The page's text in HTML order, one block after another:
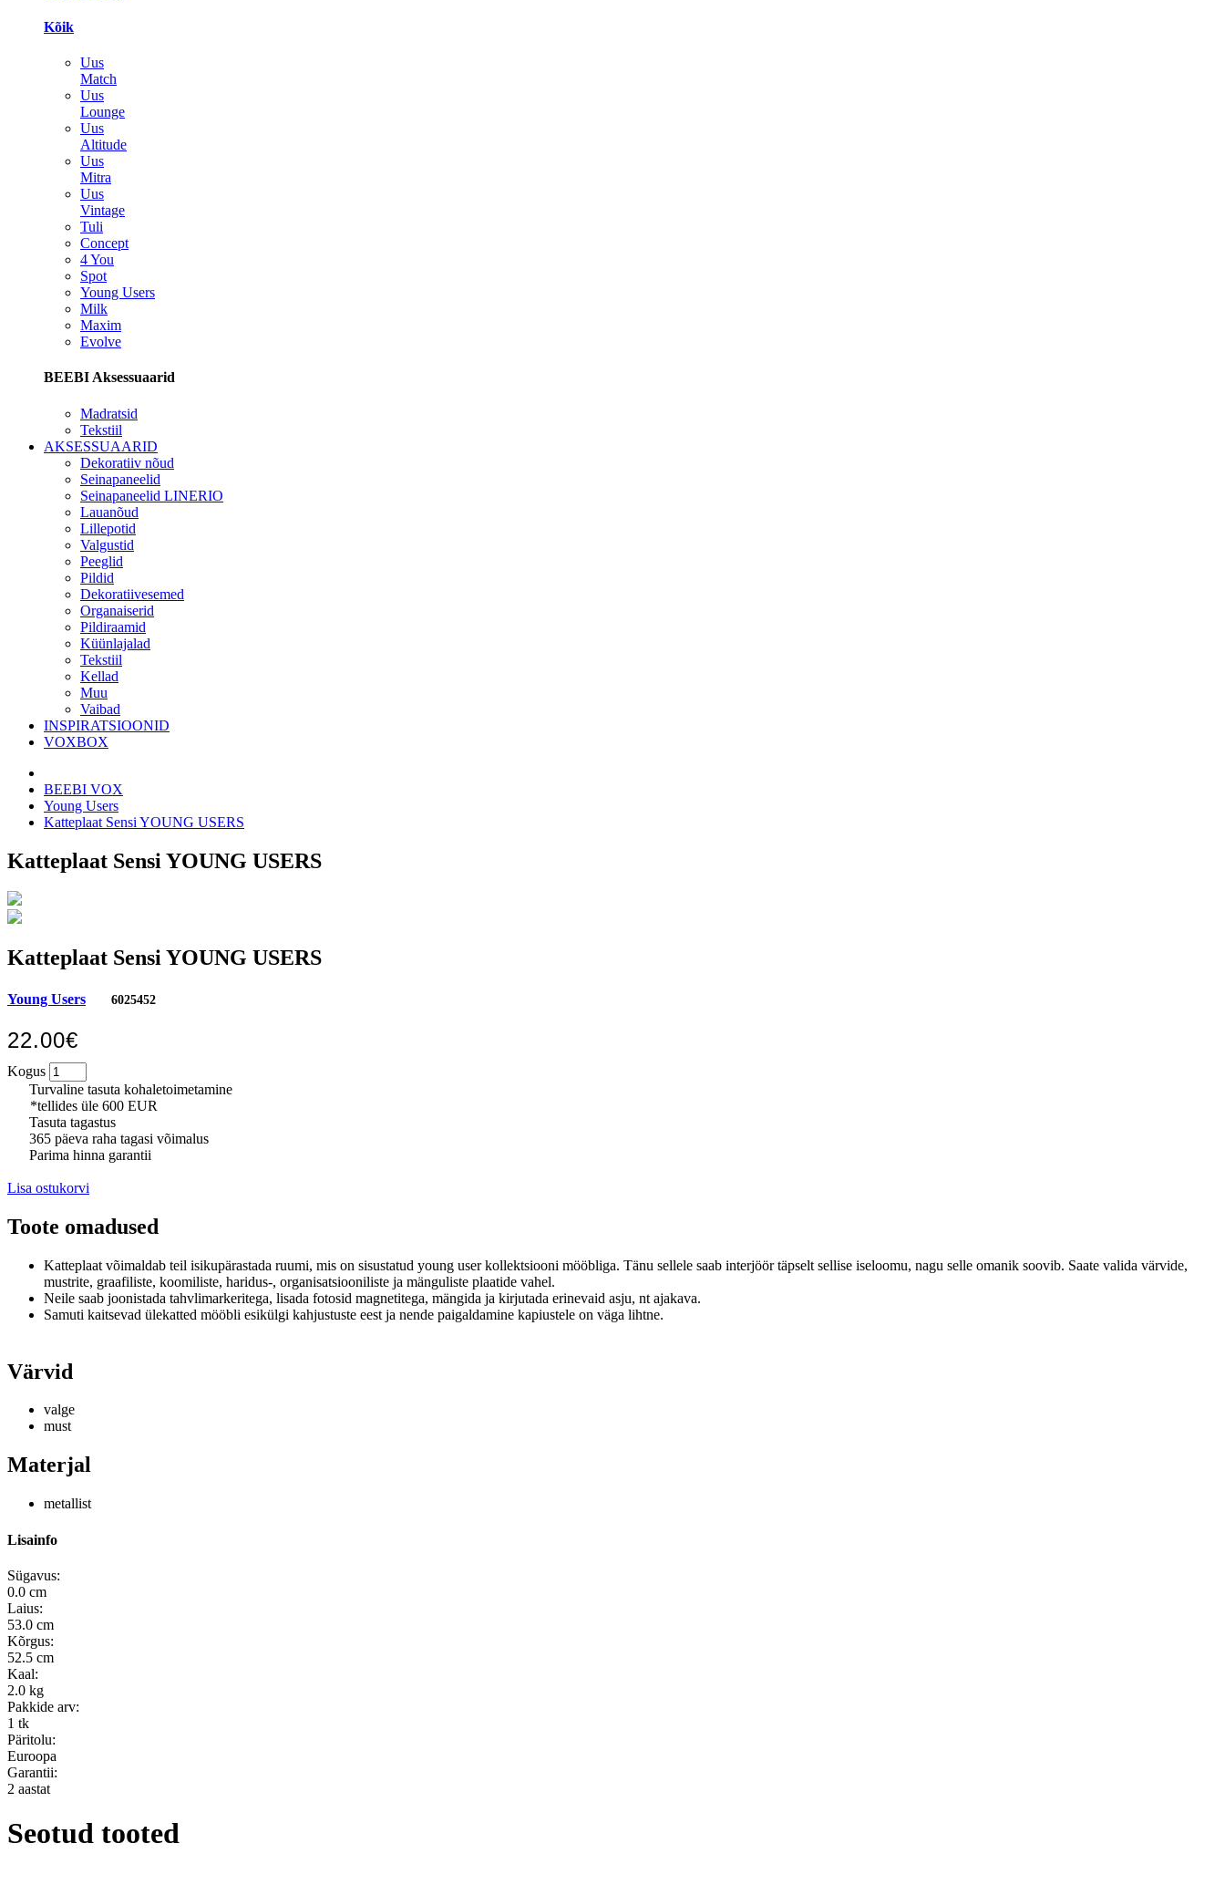
Kõik
Uus
Match
Uus
Lounge
Uus
Altitude
Uus
Mitra
Uus
Vintage
Tuli
Concept
4 You
Spot
Young Users
Milk
Maxim
Evolve
BEEBI Aksessuaarid
Madratsid
Tekstiil
AKSESSUAARID
Dekoratiiv nõud
Seinapaneelid
Seinapaneelid LINERIO
Lauanõud
Lillepotid
Valgustid
Peeglid
Pildid
Dekoratiivesemed
Organaiserid
Pildiraamid
Küünlajalad
Tekstiil
Kellad
Muu
Vaibad
INSPIRATSIOONID
VOXBOX
BEEBI VOX
Young Users
Katteplaat Sensi YOUNG USERS
Katteplaat Sensi YOUNG USERS
Katteplaat Sensi YOUNG USERS
Young Users 6025452
22.00€
Kogus
Turvaline tasuta kohaletoimetamine
*tellides üle 600 EUR
Tasuta tagastus
365 päeva raha tagasi võimalus
Parima hinna garantii
Lisa ostukorvi
Toote omadused
Katteplaat võimaldab teil isikupärastada ruumi, mis on sisustatud young user kollektsiooni mööbliga. Tänu sellele saab interjöör täpselt sellise iseloomu, nagu selle omanik soovib. Saate valida värvide,
mustrite, graafiliste, koomiliste, haridus-, organisatsiooniliste ja mänguliste plaatide vahel.
Neile saab joonistada tahvlimarkeritega, lisada fotosid magnetitega, mängida ja kirjutada erinevaid asju, nt ajakava.
Samuti kaitsevad ülekatted mööbli esikülgi kahjustuste eest ja nende paigaldamine kapiustele on väga lihtne.
Värvid
valge
must
Materjal
metallist
Lisainfo
Sügavus:
0.0 cm
Laius:
53.0 cm
Kõrgus:
52.5 cm
Kaal:
2.0 kg
Pakkide arv:
1 tk
Päritolu:
Euroopa
Garantii:
2 aastat
Seotud tooted